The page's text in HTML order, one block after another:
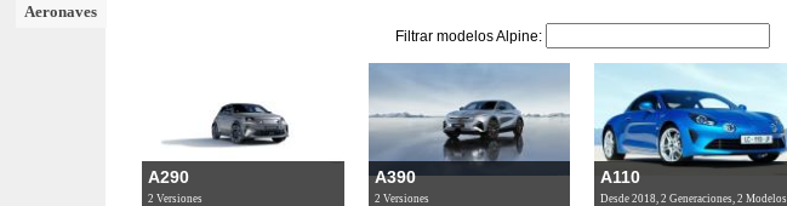
Aeronaves
Filtrar modelos Alpine:
A290
2 Versiones
A390
2 Versiones
A110
Desde 2018, 2 Generaciones, 2 Modelos